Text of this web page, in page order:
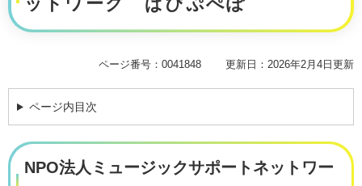
文
ページ番号：0041848 更新日：2026年2月4日更新
ページ内目次
NPO法人ミュージックサポートネットワー